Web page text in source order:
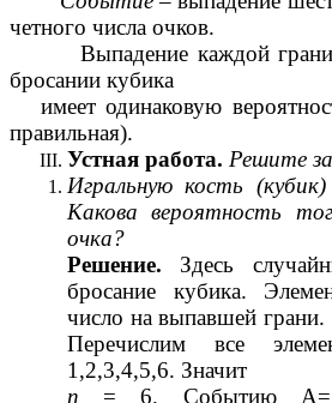
четного числа очков.
Выпадение каждой грани
бросании кубика
имеет одинаковую
правильная).
Устная работа. Решите
Игральную кость
Какова вероятность
очка?
Решение. Здесь
бросание кубика.
число на выпавшей грани.
Перечислим все
1,2,3,4,5,6. Значит
п = 6. Событию